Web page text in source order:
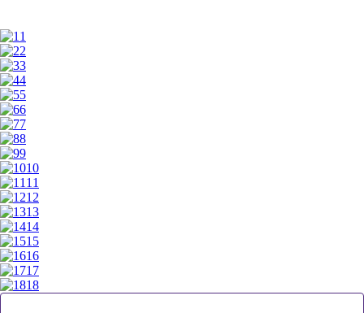
1
2
3
4
5
6
7
8
9
10
11
12
13
14
15
16
17
18